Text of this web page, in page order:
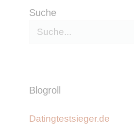
Suche
Blogroll
Datingtestsieger.de